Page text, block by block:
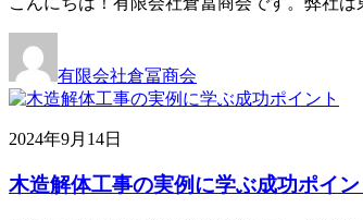
有限会社倉冨商会
2024年9月14日
木造解体工事の実例に学ぶ成功ポイン